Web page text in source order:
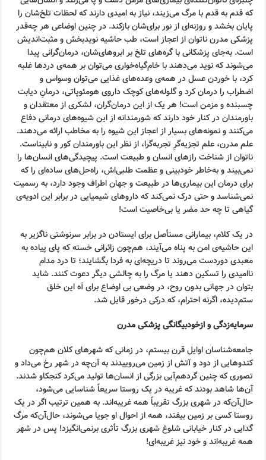
که قدم به قدم با مرگ می‌زیند، نیاز به امیدی دارند که لحظات تلخ‌شان را
پایان بخشد و روزنه‌ای از نور برای‌شان بازکند. در چنین اوضاعی هر چه‌قدر
پزشکی مدرن ناتوان از اعجاز است، طب حاشیه نویدبخش و مثبت‌اندیش
است. به‌جای پزشکانی با گره‌های تلخ بر ابروهای‌شان، درمان‌گرانی پیدا
می‌شوند که نوید می‌دهند با خام‌گیاه‌خواری می‌توان بر همه‌ی دردها غلبه
کرد، با خوردن عسل در همه‌ی وعده‌های غذایی می‌توان وسواس و
اضطراب را درمان کرد و گلوله‌های کوچک داروی هومئوپاتی، درمانِ دیابت
چسبنده و مزمن است! هر یک از این درمان‌گران، لشکری از معتقدان و
باورمندان در کنار خود دارند که شورمندانه از این شیوه‌های درمانی دفاع
می‌کنند و نمونه‌های بسیار از اعجاز این شیوه را به مخاطب ارائه می‌دهند.
علم مدرن، علم تجزیه‌گرِ تجربه‌گرا، از نظر این باورمندان کور و نابیناست.
ناتوان از شناخت رازهای انسان و طبیعت است. پیچیدگی‌های انسان‌ها را
نمی‌بیند و به‌خاطر خودبینی و عظمت طلبی‌اش، راه‌حل‌های ساده‌ای را که
برای درمان این بیماری‌ها در طبیعت و جهان اطراف وجود دارد، به رسمیت
نمی‌شناسد و حتی درک نمی‌کند که داروهای شیمیایی در برابر این ادویه‌ی
گیاهی تا چه حد مضر یا بی‌خاصیت است!
در یک کلام، بیمارانی مستأصل برای ایستادن در برابر سرنوشتی ناگزیر به
این حاشیه‌ی امن به پناه می‌آیند، هم‌چون زائرانی خسته که پای پیاده به
معبدی دوردست می‌روند تا دریچه‌ای به فردا بگشایند؛ تا درد مدام
ناامیدی را تسکین دهند یا مرگ را به چالشی دیگر دعوت کنند. شاید
بتوان در جهانی بدون روح، در وضعی بی اوضاع برای آه این خلق
ستم‌دیده، اگرنه احترام، که درکی درخور قایل شد.
سرمایه‌زدگی و ازخودبیگانگی پزشکی مدرن
جامعه‌شناسان اوایل قرن بیستم، در زمانی که شهرهای کلان هم‌چون
کندوهایی از دود و آتش از زمین می‌روییدند به آن‌چه در شهر رخ می‌داد و
تصوری که چنین گردهم‌آیی بزرگی از انسان‌ها تولید می‌کرد کنجکاو شدند.
آن‌ها شاهد بودند که غریبه در یک روستا سریعاً شناسایی می‌شود،
حال‌آن‌که در شهری بزرگ تقریباً همه غریبه‌اند. به همین ترتیب اگر در یک
روستا کسی بر زمین بیفتد، همه از احوال او جویا می‌شوند، حال‌آن‌که مرگ
گدایی در کنار خیابانی شلوغ شهری بزرگ تأثری برنمی‌انگیزد! پس در شهر
همه غریبه‌اند و خود نیز غریبه‌ای!